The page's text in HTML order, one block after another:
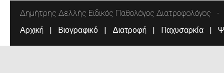
Δημήτρης Δελλής Ειδικός Παθολόγος Διατροφολόγος
Αρχική Βιογραφικό Διατροφή Παχυσαρκία